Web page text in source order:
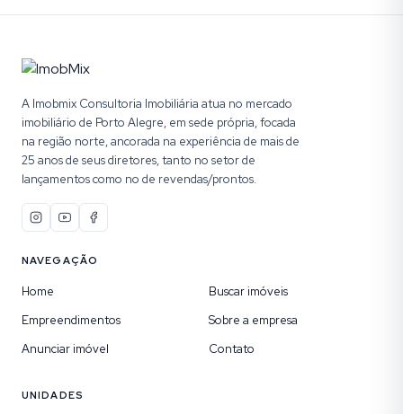
A Imobmix Consultoria Imobiliária atua no mercado
imobiliário de Porto Alegre, em sede própria, focada
na região norte, ancorada na experiência de mais de
25 anos de seus diretores, tanto no setor de
lançamentos como no de revendas/prontos.
NAVEGAÇÃO
Home
Buscar imóveis
Empreendimentos
Sobre a empresa
Anunciar imóvel
Contato
UNIDADES